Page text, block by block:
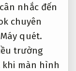
nhắc đến
chuyên
Máy quét.
trường
khi màn hình